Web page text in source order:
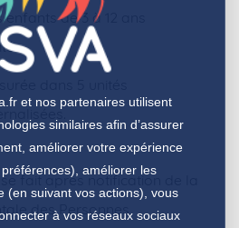
enfants de 3 à 12 ans
se fait après notification de la
des Personnes
et nos partenaires utilisent
similaires afin d’assurer
améliorer votre expérience
améliorer les
(en suivant vos actions), vous
à vos réseaux sociaux